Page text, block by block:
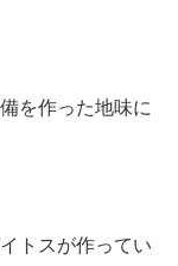
を作った地味に
トスが作ってい